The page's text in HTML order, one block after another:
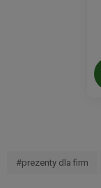
#prezenty dla firm